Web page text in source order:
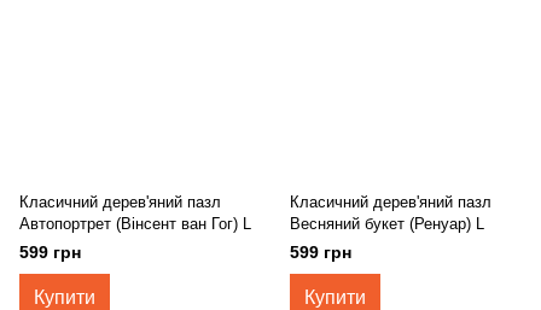
Класичний дерев'яний пазл
Автопортрет (Вінсент ван Гог) L
599 грн
Купити
Класичний дерев'яний пазл
Весняний букет (Ренуар) L
599 грн
Купити